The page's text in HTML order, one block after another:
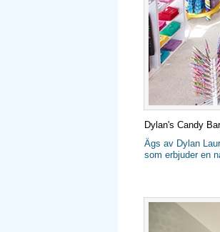
Dylan's Candy
Ägs av Dylan
som erbjuder en